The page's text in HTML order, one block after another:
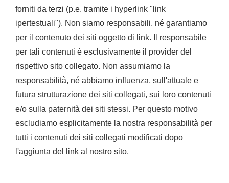
forniti da terzi (p.e. tramite i hyperlink "link
ipertestuali"). Non siamo responsabili, né garantiamo
per il contenuto dei siti oggetto di link. Il responsabile
per tali contenuti è esclusivamente il provider del
rispettivo sito collegato. Non assumiamo la
responsabilità, né abbiamo influenza, sull'attuale e
futura strutturazione dei siti collegati, sui loro contenuti
e/o sulla paternità dei siti stessi. Per questo motivo
escludiamo esplicitamente la nostra responsabilità per
tutti i contenuti dei siti collegati modificati dopo
l'aggiunta del link al nostro sito.